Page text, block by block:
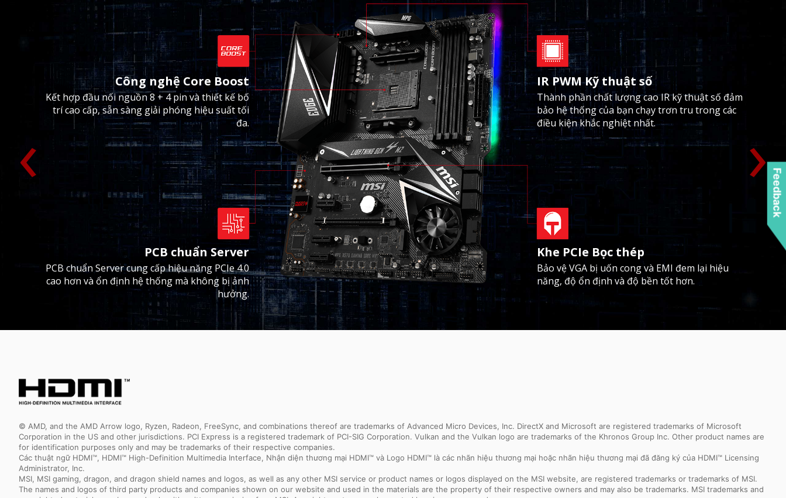
Công nghệ Core Boost
Kết hợp đầu nối nguồn 8 + 4 pin và thiết kế bố
trí cao cấp, sẵn sàng giải phóng hiệu suất tối
đa.
PCB chuẩn Server
PCB chuẩn Server cung cấp hiệu năng PCIe 4.0
cao hơn và ổn định hệ thống mà không bị ảnh
hưởng.
IR PWM Kỹ thuật số
Thành phần chất lượng cao IR kỹ thuật số đảm
bảo hệ thống của bạn chạy trơn tru trong các
điều kiện khắc nghiệt nhất.
Khe PCIe Bọc thép
Bảo vệ VGA bị uốn cong và EMI đem lại hiệu
năng, độ ổn định và độ bền tốt hơn.
‹ ›
© AMD, and the AMD Arrow logo, Ryzen, Radeon, FreeSync, and combinations thereof are trademarks of Advanced Micro Devices, Inc. DirectX and Microsoft are registered trademarks of Microsoft
Corporation in the US and other jurisdictions. PCI Express is a registered trademark of PCI-SIG Corporation. Vulkan and the Vulkan logo are trademarks of the Khronos Group Inc. Other product names are
for identification purposes only and may be trademarks of their respective companies.
Các thuật ngữ HDMI™, HDMI™ High-Definition Multimedia Interface, Nhận diện thương mại HDMI™ và Logo HDMI™ là các nhãn hiệu thương mại hoặc nhãn hiệu thương mại đã đăng ký của HDMI™ Licensing
Administrator, Inc.
MSI, MSI gaming, dragon, and dragon shield names and logos, as well as any other MSI service or product names or logos displayed on the MSI website, are registered trademarks or trademarks of MSI.
The names and logos of third party products and companies shown on our website and used in the materials are the property of their respective owners and may also be trademarks. MSI trademarks and
Feedback